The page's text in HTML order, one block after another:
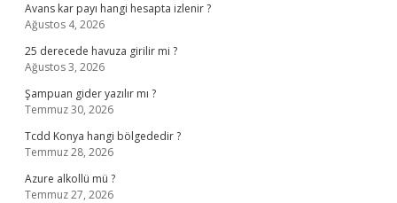
Avans kar payı hangi hesapta izlenir ?
Ağustos 4, 2026
25 derecede havuza girilir mi ?
Ağustos 3, 2026
Şampuan gider yazılır mı ?
Temmuz 30, 2026
Tcdd Konya hangi bölgededir ?
Temmuz 28, 2026
Azure alkollü mü ?
Temmuz 27, 2026